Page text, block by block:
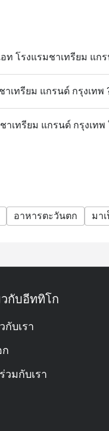
โรงแรมชาเทรียม แก
เทรียม แกรนด์ กรุงเทพ
เทรียม แกรนด์ กรุงเทพ
อาหารตะวันตก มา
วกับอีททิโก
กับเรา
วมกับเรา